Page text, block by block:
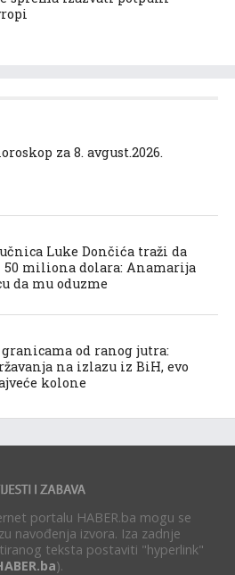
za 8. avgust.2026.
Luke Dončića traži da
miliona dolara: Anamarija
da mu oduzme
granicama od ranog jutra:
na izlazu iz BiH, evo
kolone
portalu HABER.ba mogu se
navođenja izvora. Iza zadnje
teksta postaviti "hyperlink"
).